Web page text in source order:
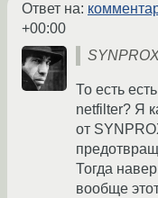
Ответ на:
+00:00
То есть
netfilter? Я
от
Тогда
вообще